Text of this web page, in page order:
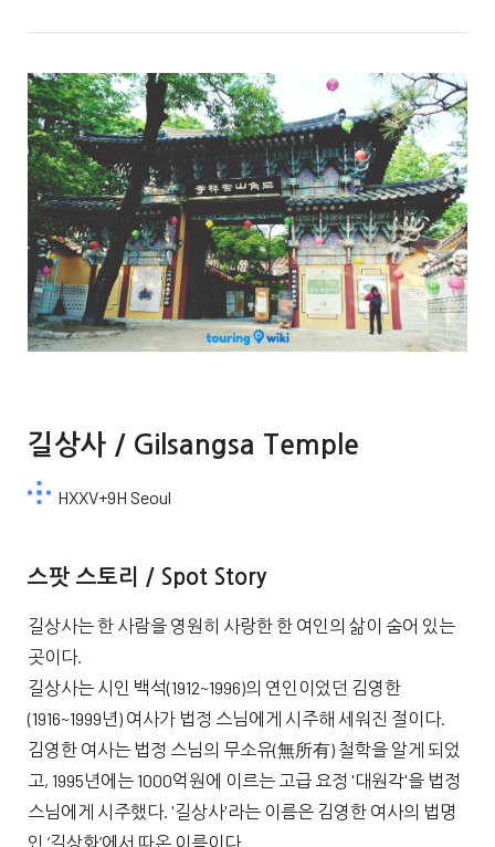
길상사 / Gilsangsa Temple
HXXV+9H Seoul
스팟 스토리 / Spot Story
길상사는 한 사람을 영원히 사랑한 한 여인의 삶이 숨어 있는
곳이다.
길상사는 시인 백석(1912~1996)의 연인이었던 김영한
(1916~1999년) 여사가 법정 스님에게 시주해 세워진 절이다.
김영한 여사는 법정 스님의 무소유(無所有) 철학을 알게 되었
고, 1995년에는 1000억원에 이르는 고급 요정 '대원각'을 법정
스님에게 시주했다. '길상사'라는 이름은 김영한 여사의 법명
인 ‘길상화’에서 따온 이름이다.